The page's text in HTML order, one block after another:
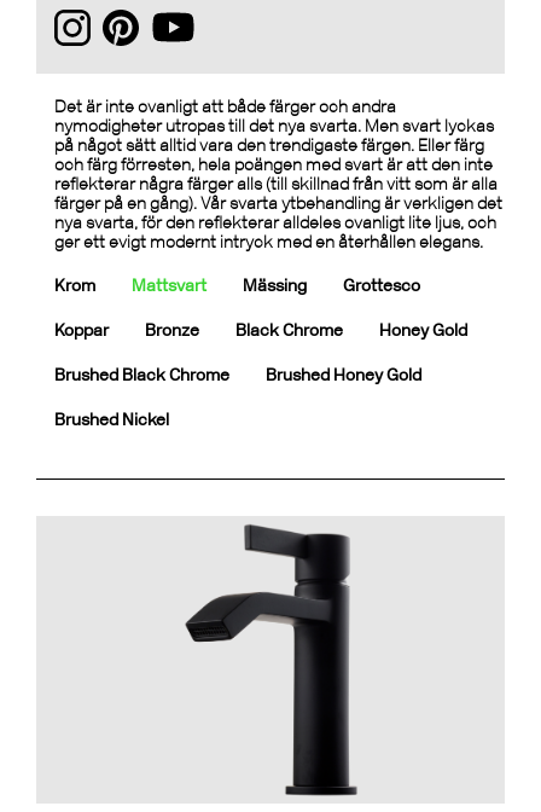
Det är inte ovanligt att både färger och andra
nymodigheter utropas till det nya svarta. Men svart lyckas
på något sätt alltid vara den trendigaste färgen. Eller färg
och färg förresten, hela poängen med svart är att den inte
reflekterar några färger alls (till skillnad från vitt som är alla
färger på en gång). Vår svarta ytbehandling är verkligen det
nya svarta, för den reflekterar alldeles ovanligt lite ljus, och
ger ett evigt modernt intryck med en återhållen elegans.
Krom Mattsvart Mässing Grottesco
Koppar Bronze Black Chrome Honey Gold
Brushed Black Chrome Brushed Honey Gold
Brushed Nickel